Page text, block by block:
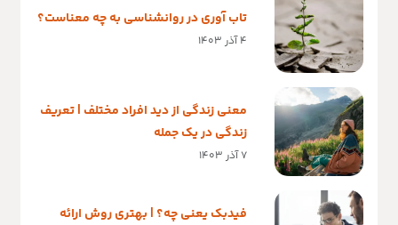
تاب آوری در روانشناسی به چه معناست؟
4 آذر 1403
معنی زندگی از دید افراد مختلف | تعریف
زندگی در یک جمله
7 آذر 1403
فیدبک یعنی چه؟ | بهتری روش ارائه